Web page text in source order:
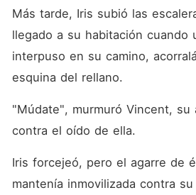
Más tarde, Iris subió las
llegado a su habitación cuando
interpuso en su camino,
esquina del rellano.
"Múdate", murmuró Vincent, su
contra el oído de ella.
Iris forcejeó, pero el agarre de
mantenía inmovilizada contra